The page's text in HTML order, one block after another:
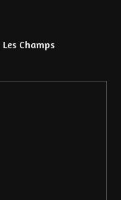
Les Champs